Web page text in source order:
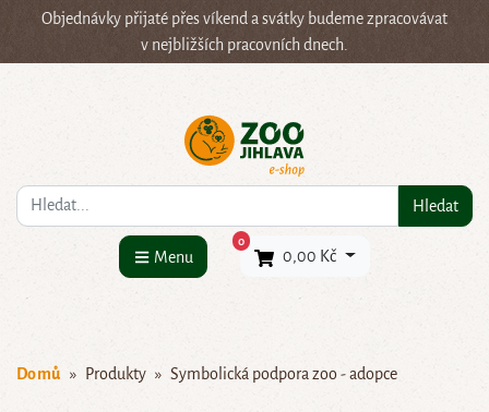
Objednávky přijaté přes víkend a svátky budeme zpracovávat
v nejbližších pracovních dnech.
Co hledáte? Hledat
Menu
0×
0,00 Kč
Domů Produkty Symbolická podpora zoo - adopce